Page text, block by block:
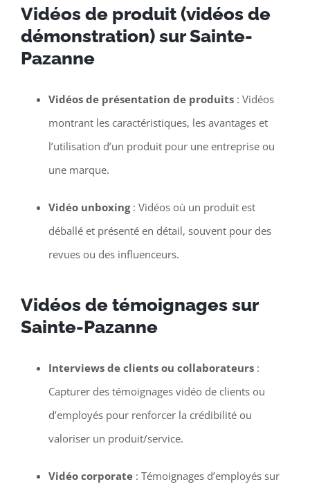
Vidéos de produit (vidéos de
démonstration) sur Sainte-
Pazanne
Vidéos de présentation de produits: Vidéos
montrant les caractéristiques, les avantages et
l’utilisation d’un produit pour une entreprise ou
une marque.
Vidéo unboxing: Vidéos où un produit est
déballé et présenté en détail, souvent pour des
revues ou des influenceurs.
Vidéos de témoignages sur
Sainte-Pazanne
Interviews de clients ou collaborateurs:
Capturer des témoignages vidéo de clients ou
d’employés pour renforcer la crédibilité ou
valoriser un produit/service.
Vidéo corporate: Témoignages d’employés sur